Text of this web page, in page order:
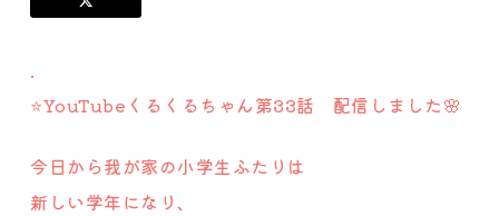
.
⭐️YouTubeくるくるちゃん第33話 配信しました🌸
今日から我が家の小学生ふたりは
新しい学年になり、